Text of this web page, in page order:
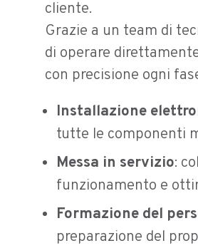
cliente.
Grazie a un team di
di operare
con precisione ogni
Installazione
tutte le componenti
Messa in servizio:
funzionamento e
Formazione del
preparazione del